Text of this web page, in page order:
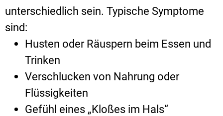
unterschiedlich sein. Typische Symptome
sind:
Husten oder Räuspern beim Essen und
Trinken
Verschlucken von Nahrung oder
Flüssigkeiten
Gefühl eines „Kloßes im Hals“